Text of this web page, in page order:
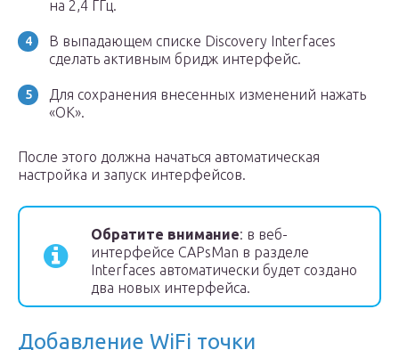
на 2,4 ГГц.
В выпадающем списке Discovery Interfaces
сделать активным бридж интерфейс.
Для сохранения внесенных изменений нажать
«ОК».
После этого должна начаться автоматическая
настройка и запуск интерфейсов.
Обратите внимание: в веб-
интерфейсе CAPsMan в разделе
Interfaces автоматически будет создано
два новых интерфейса.
Добавление WiFi точки